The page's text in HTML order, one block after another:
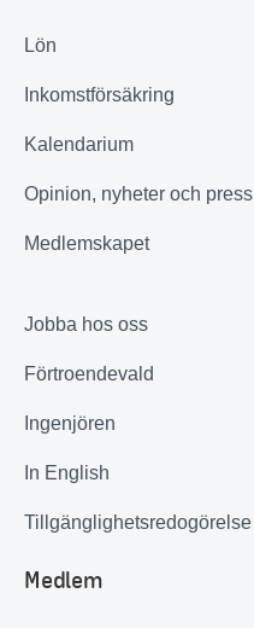
Lön
Inkomstförsäkring
Kalendarium
Opinion, nyheter och press
Medlemskapet
Jobba hos oss
Förtroendevald
Ingenjören
In English
Tillgänglighetsredogörelse
Medlem